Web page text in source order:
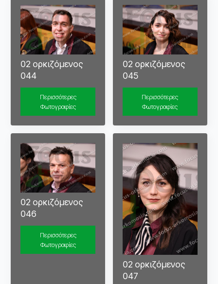
02 ορκιζόμενος
044
Περισσότερες
Φωτογραφίες
02 ορκιζόμενος
045
Περισσότερες
Φωτογραφίες
02 ορκιζόμενος
046
Περισσότερες
Φωτογραφίες
02 ορκιζόμενος
047